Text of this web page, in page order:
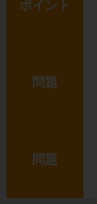
ポイント
問題
問題